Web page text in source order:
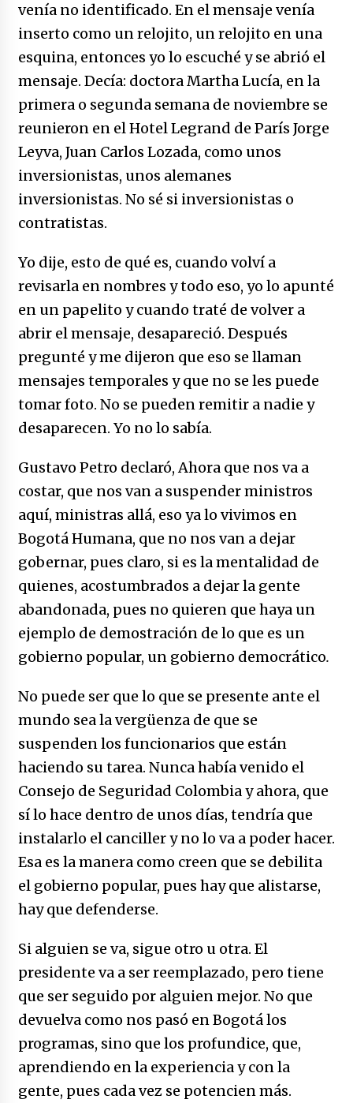
venía no identificado. En el mensaje venía
inserto como un relojito, un relojito en una
esquina, entonces yo lo escuché y se abrió el
mensaje. Decía: doctora Martha Lucía, en la
primera o segunda semana de noviembre se
reunieron en el Hotel Legrand de París Jorge
Leyva, Juan Carlos Lozada, como unos
inversionistas, unos alemanes
inversionistas. No sé si inversionistas o
contratistas.
Yo dije, esto de qué es, cuando volví a
revisarla en nombres y todo eso, yo lo apunté
en un papelito y cuando traté de volver a
abrir el mensaje, desapareció. Después
pregunté y me dijeron que eso se llaman
mensajes temporales y que no se les puede
tomar foto. No se pueden remitir a nadie y
desaparecen. Yo no lo sabía.
Gustavo Petro declaró, Ahora que nos va a
costar, que nos van a suspender ministros
aquí, ministras allá, eso ya lo vivimos en
Bogotá Humana, que no nos van a dejar
gobernar, pues claro, si es la mentalidad de
quienes, acostumbrados a dejar la gente
abandonada, pues no quieren que haya un
ejemplo de demostración de lo que es un
gobierno popular, un gobierno democrático.
No puede ser que lo que se presente ante el
mundo sea la vergüenza de que se
suspenden los funcionarios que están
haciendo su tarea. Nunca había venido el
Consejo de Seguridad Colombia y ahora, que
sí lo hace dentro de unos días, tendría que
instalarlo el canciller y no lo va a poder hacer.
Esa es la manera como creen que se debilita
el gobierno popular, pues hay que alistarse,
hay que defenderse.
Si alguien se va, sigue otro u otra. El
presidente va a ser reemplazado, pero tiene
que ser seguido por alguien mejor. No que
devuelva como nos pasó en Bogotá los
programas, sino que los profundice, que,
aprendiendo en la experiencia y con la
gente, pues cada vez se potencien más.